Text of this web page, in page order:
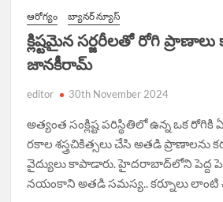
ఆరోగ్యం బ్యానర్ న్యూస్
క్లిష్టమైన సర్జరీలతో రోగి
జానకీరామ్
editor 30th November 2024
అత్యంత సంక్లిష్ట ప‌రిస్థితిలో ఉన్న ఒక
ర‌కాల శ‌స్త్రచికిత్స‌లు చేసి అత‌డి ప్రాణాల‌ను
వైద్యులు కాపాడారు. హైద‌రాబాద్‌లోని పెద్ద
న‌యంకాని అత‌డి స‌మ‌స్య‌.. కర్నూలు లాంటి